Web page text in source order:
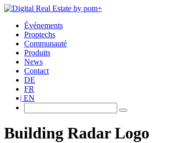
Événements
Proptechs
Communauté
Produits
News
Contact
DE
FR
EN
Building Radar Logo